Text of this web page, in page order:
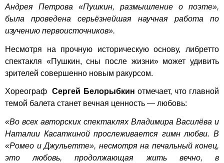
Андрея Петрова «Пушкин, размышление о поэте»,
была проведена серьёзнейшая научная работа по
изучению первоисточников».
Несмотря на прочную историческую основу, либретто
спектакля «Пушкин, сны после жизни» может удивить
зрителей совершенно новым ракурсом.
ХореографСергей Белорыбкин отмечает, что главной
темой балета станет вечная ценность — любовь:
«Во всех авторских спектаклях Владимира Василёва и
Наталии Касаткиной прослеживается гимн любви. В
«Ромео и Джульетте», несмотря на печальный конец,
это любовь, продолжающая жить вечно, в